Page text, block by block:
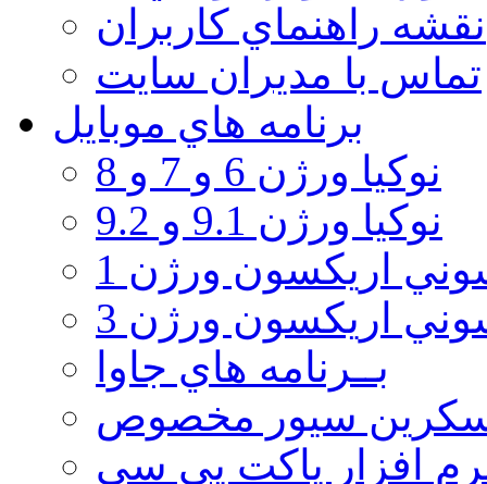
نقشه راهنماي كاربران
تماس با مديران سايت
برنامه هاي موبايل
نوکیا ورژن 6 و 7 و 8
نوکیا ورژن 9.1 و 9.2
اريكسون ورژن 1
اريكسون ورژن 3
بــرنامه هاي جاوا
سيور مخصوص
افزار پاکت پی سی